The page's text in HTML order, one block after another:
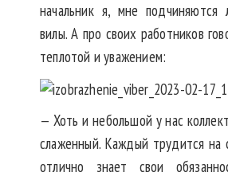
начальник я, мне подчиняются
вилы. А про своих работников
теплотой и уважением:
— Хоть и небольшой у нас
слаженный. Каждый трудится на
отлично знает свои